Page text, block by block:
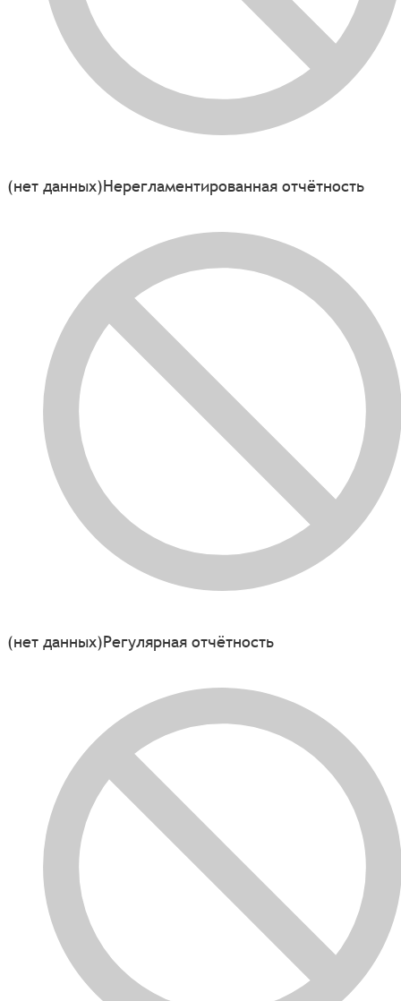
(нет данных)Нерегламентированная отчётность
(нет данных)Регулярная отчётность